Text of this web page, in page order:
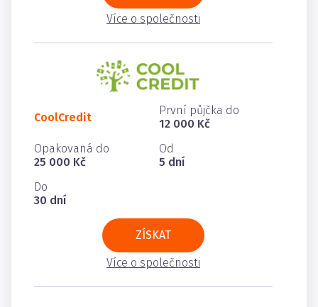
Více o společnosti
CoolCredit
První půjčka do
12 000 Kč
Opakovaná do
25 000 Kč
Od
5 dní
Do
30 dní
ZÍSKAT
Více o společnosti